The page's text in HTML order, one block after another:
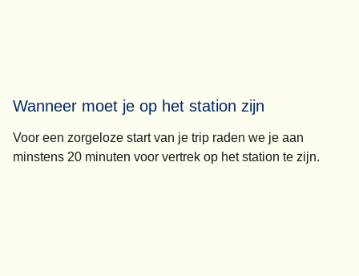
Wanneer moet je op het station zijn
Voor een zorgeloze start van je trip raden we je aan
minstens 20 minuten voor vertrek op het station te zijn.